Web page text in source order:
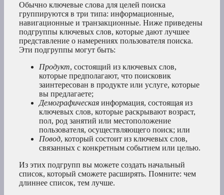
Обычно ключевые слова для целей поиска
группируются в три типа: информационные,
навигационные и транзакционные. Ниже приведены
подгруппы ключевых слов, которые дают лучшее
представление о намерениях пользователя поиска.
Эти подгруппы могут быть:
Продукт, состоящий из ключевых слов,
которые предполагают, что поисковик
заинтересован в продукте или услуге, которые
вы предлагаете;
Демографическая информация, состоящая из
ключевых слов, которые раскрывают возраст,
пол, род занятий или местоположение
пользователя, осуществляющего поиск; или
Повод, который состоит из ключевых слов,
связанных с конкретным событием или целью.
Из этих подгрупп вы можете создать начальный
список, который сможете расширять. Помните: чем
длиннее список, тем лучше.